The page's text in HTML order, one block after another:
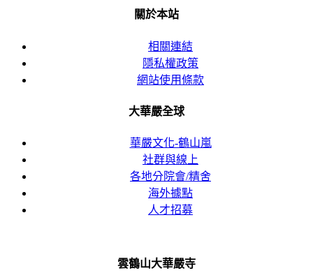
關於本站
相關連結
隱私權政策
網站使用條款
大華嚴全球
華嚴文化-鶴山嵐
社群與線上
各地分院會/精舍
海外據點
人才招募
雲鶴山大華嚴寺